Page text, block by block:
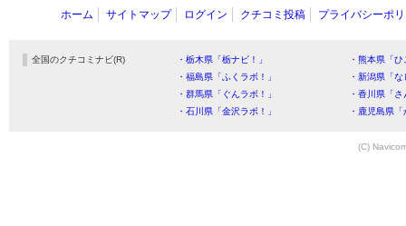
ホーム サイトマップ ログイン クチコミ投稿 プライバシーポ
全国のクチコミナビ(R) ・栃木県「栃ナビ！」
・熊本県「
・福島県「ふくラボ！」
・新潟県「
・群馬県「ぐんラボ！」
・香川県「
・石川県「金沢ラボ！」
・鹿児島県
(C)